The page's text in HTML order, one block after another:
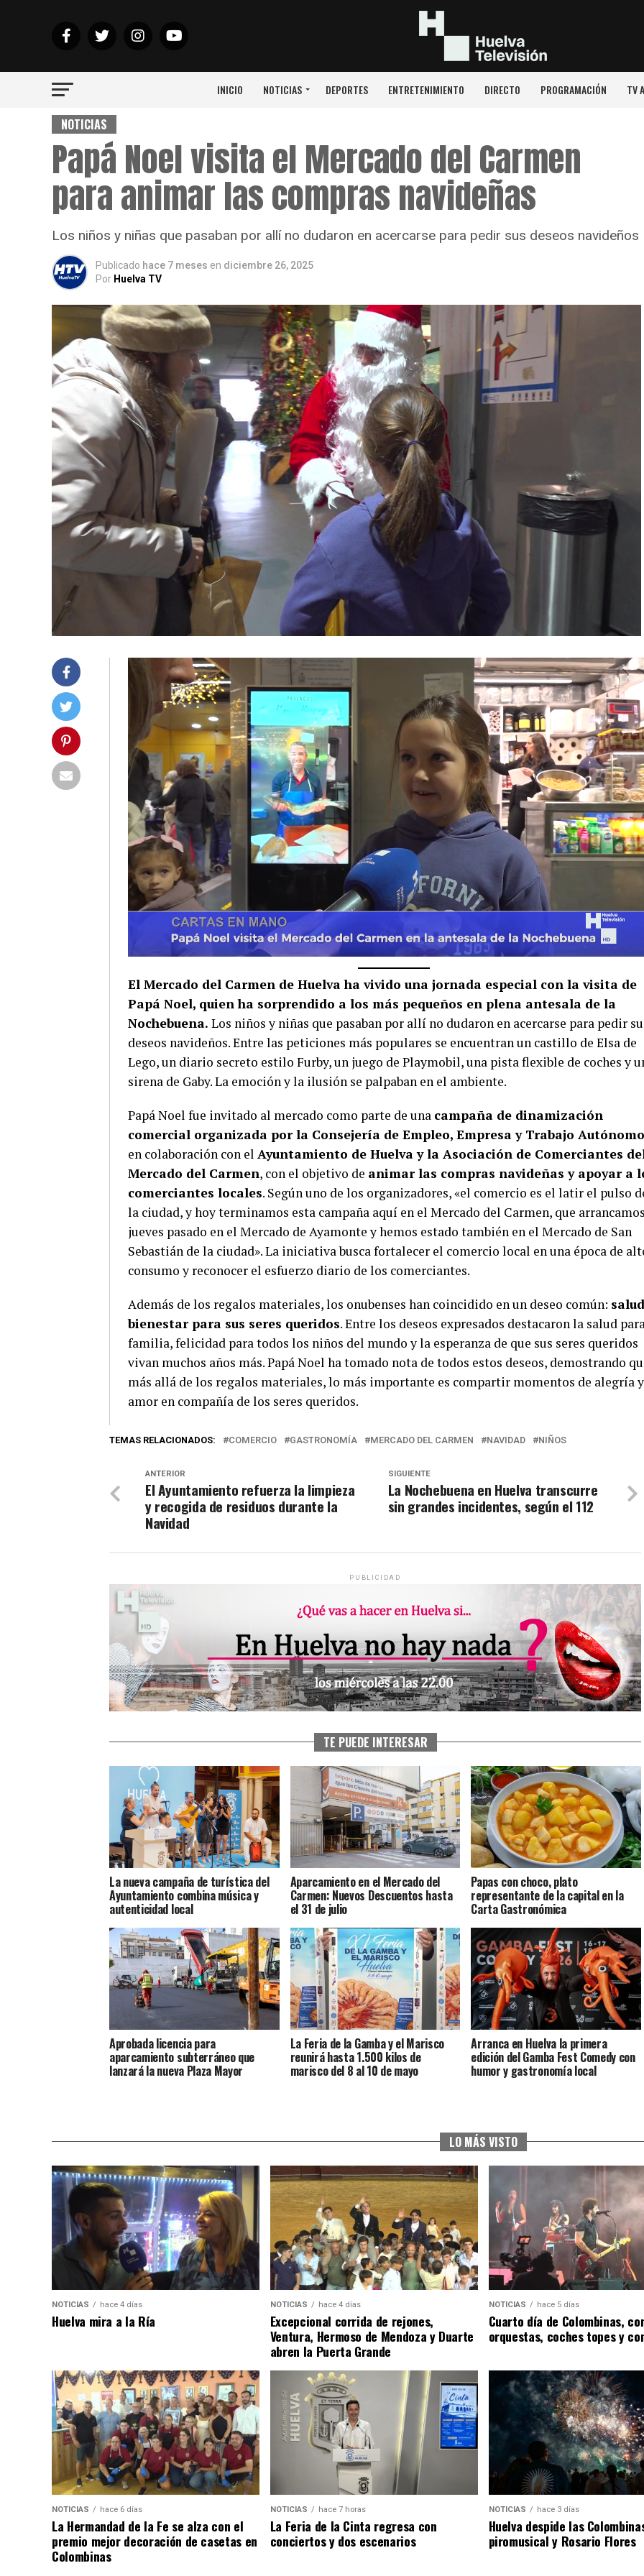
INICIO NOTICIAS DEPORTES ENTRETENIMIENTO DIRECTO PROGRAMACIÓN TV
NOTICIAS
Papá Noel visita el Mercado del Carmen
para animar las compras navideñas
Los niños y niñas que pasaban por allí no dudaron en acercarse para pedir sus deseos navideños
Publicado hace 7 meses en diciembre 26, 2025
Por Huelva TV
El Mercado del Carmen de Huelva ha vivido una jornada especial con la visita de
Papá Noel, quien ha sorprendido a los más pequeños en plena antesala de la
Nochebuena. Los niños y niñas que pasaban por allí no dudaron en acercarse para pedir
deseos navideños. Entre las peticiones más populares se encuentran un castillo de Elsa de
Lego, un diario secreto estilo Furby, un juego de Playmobil, una pista flexible de coches y
sirena de Gaby. La emoción y la ilusión se palpaban en el ambiente.
Papá Noel fue invitado al mercado como parte de una campaña de dinamización
comercial organizada por la Consejería de Empleo, Empresa y Trabajo Autónomo
en colaboración con el Ayuntamiento de Huelva y la Asociación de Comerciantes
Mercado del Carmen, con el objetivo de animar las compras navideñas y apoyar a
comerciantes locales. Según uno de los organizadores, «el comercio es el latir el pulso
la ciudad, y hoy terminamos esta campaña aquí en el Mercado del Carmen, que
jueves pasado en el Mercado de Ayamonte y hemos estado también en el Mercado de San
Sebastián de la ciudad». La iniciativa busca fortalecer el comercio local en una época de
consumo y reconocer el esfuerzo diario de los comerciantes.
Además de los regalos materiales, los onubenses han coincidido en un deseo común:
bienestar para sus seres queridos. Entre los deseos expresados destacaron la salud
familia, felicidad para todos los niños del mundo y la esperanza de que sus seres queridos
vivan muchos años más. Papá Noel ha tomado nota de todos estos deseos, demostrando
más allá de los regalos materiales, lo más importante es compartir momentos de alegría y
amor en compañía de los seres queridos.
TEMAS RELACIONADOS: COMERCIO GASTRONOMÍA MERCADO DEL CARMEN NAVIDAD NIÑOS
SIGUIENTE
La Nochebuena en Huelva transcurre
sin grandes incidentes, según el 112
ANTERIOR
El Ayuntamiento refuerza la limpieza
y recogida de residuos durante la
Navidad
PUBLICIDAD
TE PUEDE INTERESAR
La nueva campaña de turística del
Ayuntamiento combina música y
autenticidad local
Aparcamiento en el Mercado del
Carmen: Nuevos Descuentos hasta
el 31 de julio
Papas con choco, plato
representante de la capital en la
Carta Gastronómica
Aprobada licencia para
aparcamiento subterráneo que
lanzará la nueva Plaza Mayor
La Feria de la Gamba y el Marisco
reunirá hasta 1.500 kilos de
marisco del 8 al 10 de mayo
Arranca en Huelva la primera
edición del Gamba Fest Comedy con
humor y gastronomía local
LO MÁS VISTO
NOTICIAS hace 4 días
Huelva mira a la Ría
NOTICIAS hace 4 días
Excepcional corrida de rejones,
Ventura, Hermoso de Mendoza y Duarte
abren la Puerta Grande
NOTICIAS hace 5 días
Cuarto día de Colombinas,
orquestas, coches topes y
NOTICIAS hace 6 días
La Hermandad de la Fe se alza con el
premio mejor decoración de casetas en
Colombinas
NOTICIAS hace 7 horas
La Feria de la Cinta regresa con
conciertos y dos escenarios
NOTICIAS hace 3 días
Huelva despide las
piromusical y Rosario Flores